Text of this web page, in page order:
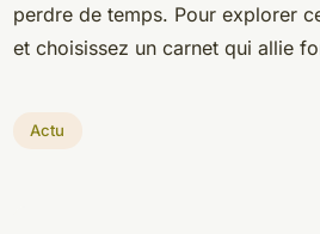
perdre de temps. Pour explorer
et choisissez un carnet qui allie
Actu